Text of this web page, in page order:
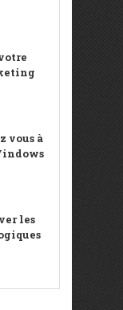
vous à
les